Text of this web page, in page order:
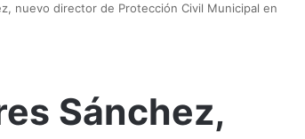
nuevo director de Protección Civil Municipal en
Sánchez,